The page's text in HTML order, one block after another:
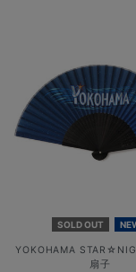
SOLD OUT
YOKOHAMA
扇子